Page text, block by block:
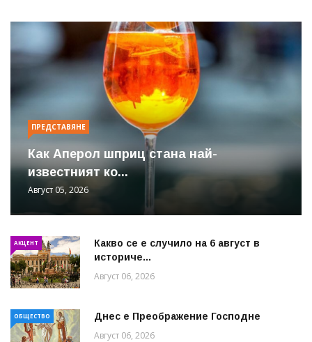
ПРЕДСТАВЯНЕ
Как Аперол шприц стана най-
известният ко...
Август 05, 2026
АКЦЕНТ
Какво се е случило на 6 август в
историче...
Август 06, 2026
ОБЩЕСТВО Днес е Преображение Господне
Август 06, 2026